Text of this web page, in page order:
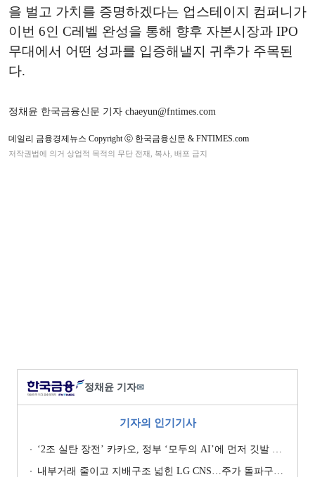
을 벌고 가치를 증명하겠다는 업스테이지 컴퍼니가
이번 6인 C레벨 완성을 통해 향후 자본시장과 IPO
무대에서 어떤 성과를 입증해낼지 귀추가 주목된
다.
정채윤 한국금융신문 기자 chaeyun@fntimes.com
데일리 금융경제뉴스 Copyright ⓒ 한국금융신문 & FNTIMES.com
저작권법에 의거 상업적 목적의 무단 전재, 복사, 배포 금지
정채윤 기자✉
기자의 인기기사
‘2조 실탄 장전’ 카카오, 정부 ‘모두의 AI’에 먼저 깃발 꽂은 셈법
내부거래 줄이고 지배구조 넓힌 LG CNS…주가 돌파구는 ‘RX’ [기업지배구조 보고서]